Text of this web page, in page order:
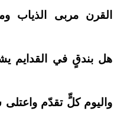
القرن مربى
هل بندقٍ في القدايم
واليوم كلٍّ تقدّم